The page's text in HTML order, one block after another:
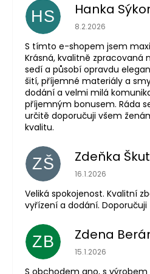
HS Hanka
Hodnocení
8.2.2026
S tímto e-shopem jsem
Krásná, kvalitně zpracovaná
sedí a působí opravdu
šití, příjemné materiály a
dodání a velmi milá
příjemným bonusem. Ráda
určitě doporučuji všem
kvalitu.
ZŠ Zdeňka
Hodnocení
16.1.2026
Veliká spokojenost. Kvalitní
vyřízení a dodání. Doporučuji
ZB Zdena
Hodnocení
15.1.2026
S obchodem ano, s výrobem